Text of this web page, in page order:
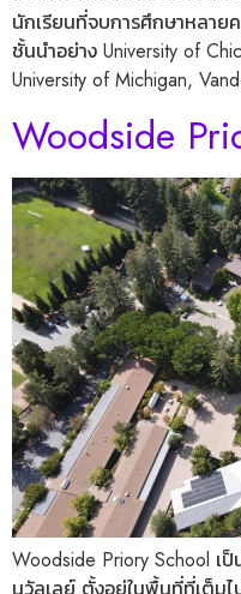
นักเรียนที่จบการศึกษาหลาย
ชั้นนำอย่าง University of
University of Michigan,
Woodside
Woodside Priory School เ
นวัลเลย์ ตั้งอยู่ในพื้นที่ที่เต็มไ